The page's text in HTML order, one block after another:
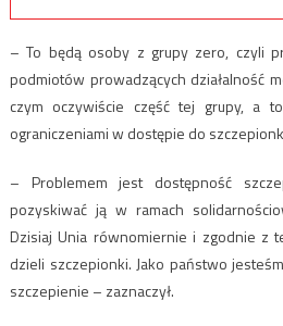
– To będą osoby z grupy zero, czyli
podmiotów prowadzących działalność
czym oczywiście część tej grupy, a
ograniczeniami w dostępie do
– Problemem jest dostępność
pozyskiwać ją w ramach
Dzisiaj Unia równomiernie i zgodnie z
dzieli szczepionki. Jako państwo
szczepienie – zaznaczył.